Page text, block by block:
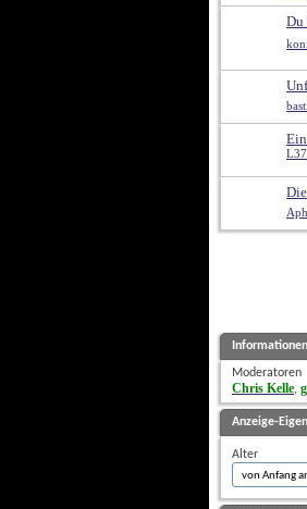
Du
L37
Moderatoren
Chris Kelle,
Anzeige-
Alter